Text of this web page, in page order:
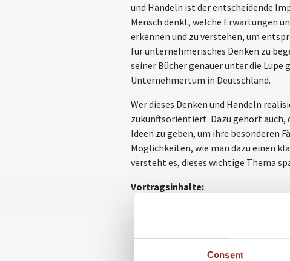
Consent
und Handeln ist der entscheidende
Mensch denkt, welche Erwartungen
erkennen und zu verstehen, um
für unternehmerisches Denken zu
seiner Bücher genauer unter die
Unternehmertum in Deutschland.
Wer dieses Denken und Handeln
zukunftsorientiert. Dazu gehört auch,
Ideen zu geben, um ihre besonderen
Möglichkeiten, wie man dazu einen
versteht es, dieses wichtige Thema
Vortragsinhalte:
Best Practice: Beispiele
Wege vom klassischen Betrieb